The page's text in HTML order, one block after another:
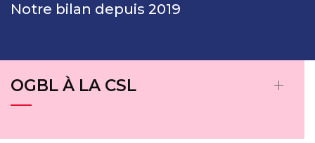
Notre bilan depuis 2019
OGBL À LA CSL